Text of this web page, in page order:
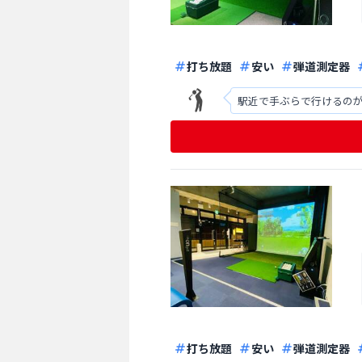
打ち放題 安い 弾道測定器
駅近で手ぶらで行けるの
打ち放題 安い 弾道測定器